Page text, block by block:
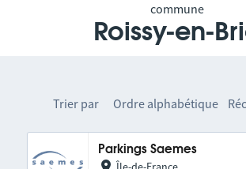
commune
Roissy-en-
Trier par Ordre alphabétique
Parkings Saemes